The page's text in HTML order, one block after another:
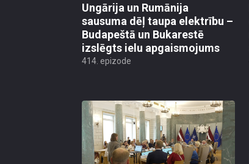
Ungārija un Rumānija
sausuma dēļ taupa elektrību –
Budapeštā un Bukarestē
izslēgts ielu apgaismojums
414. epizode